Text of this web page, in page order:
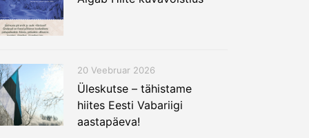
20 Veebruar 2026
Üleskutse – tähistame
hiites Eesti Vabariigi
aastapäeva!